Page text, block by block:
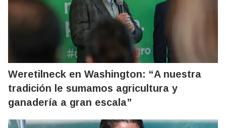
Weretilneck en Washington: “A nuestra
tradición le sumamos agricultura y
ganadería a gran escala”